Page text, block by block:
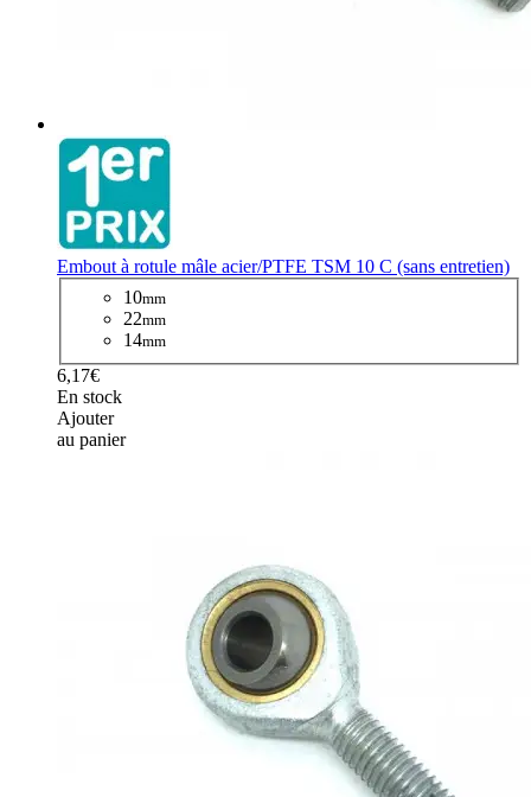
Embout à rotule mâle acier/PTFE TSM 10 C (sans entretien)
10mm
22mm
14mm
6,17€
En stock
Ajouter
au panier